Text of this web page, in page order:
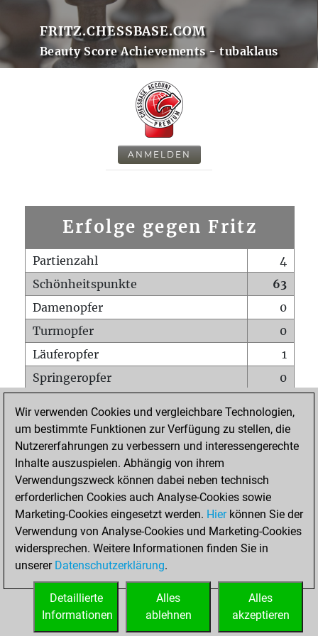
FRITZ.CHESSBASE.COM
Beauty Score Achievements - tubaklaus
ANMELDEN
Erfolge gegen Fritz
Partienzahl
4
Schönheitspunkte
63
Damenopfer
0
Turmopfer
0
Läuferopfer
1
Springeropfer
0
Matt auf vollem Brett
0
Bauer setzt Matt
0
Erstickte Matts
Unterverwandlungen
Türme auf der siebten
0
STARTSEITE
Wir verwenden Cookies und vergleichbare Technologien,
um bestimmte Funktionen zur Verfügung zu stellen, die
Nutzererfahrungen zu verbessern und interessengerechte
Inhalte auszuspielen. Abhängig von ihrem
Verwendungszweck können dabei neben technisch
erforderlichen Cookies auch Analyse-Cookies sowie
Marketing-Cookies eingesetzt werden. Hierkönnen Sie der
Verwendung von Analyse-Cookies und Marketing-Cookies
widersprechen. Weitere Informationen finden Sie in
unserer Datenschutzerklärung.
Alles
akzeptieren
Alles
ablehnen
Detaillierte
Informationen